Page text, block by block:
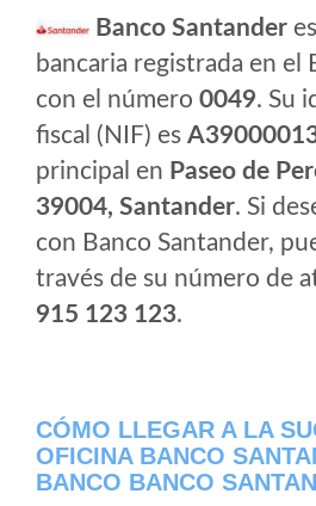
Banco Santander
bancaria registrada en el
con el número 0049. Su
fiscal (NIF) es
principal en Paseo de
39004, Santander. Si
con Banco Santander,
través de su número de
915 123 123.
CÓMO LLEGAR A LA
OFICINA BANCO
BANCO BANCO